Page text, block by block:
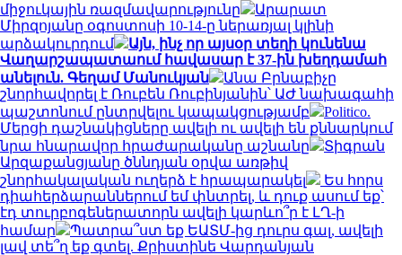
միջուկային ռազմավարությունը
Արարատ
Միրզոյանը օգոստոսի 10-14-ը ներառյալ կլինի
արձակուրդում
Այն, ինչ որ այսօր տեղի կունենա
Վաղարշապատաում հավասար է 37-ին խեղդամահ
անելուն. Գեղամ Մանուկյան
Անա Բրնաբիչը
շնորհավորել է Ռուբեն Ռուբինյանին՝ ԱԺ նախագահի
պաշտոնում ընտրվելու կապակցությամբ
Politico.
Մերցի դաշնակիցները ավելի ու ավելի են քննարկում
նրա հնարավոր հրաժարականը աշնանը
Տիգրան
Արզաքանցյանը ծննդյան օրվա առթիվ
շնորհակալական ուղերձ է հրապարակել
Ես հորս
դիահերձարաններում եմ փնտրել, և դուք ասում եք՝
էդ տուրբոգեներատորն ավելի կարևո՞ր է ԼՂ-ի
համար
Պատրա՞ստ եք ԵԱՏՄ-ից դուրս գալ, ավելի
լավ տե՞ղ եք գտել. Քրիստինե Վարդանյան